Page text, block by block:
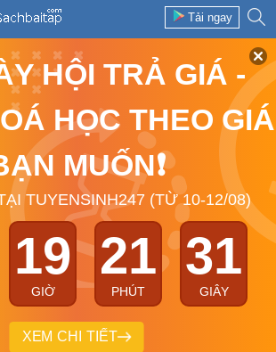
Tải ngay
HỘI TRẢ GIÁ -
HỌC THEO GIÁ
MUỐN❗
TUYENSINH247 (TỪ 10-12/08)
19
GIỜ
21
PHÚT
31
GIÂY
XEM CHI TIẾT